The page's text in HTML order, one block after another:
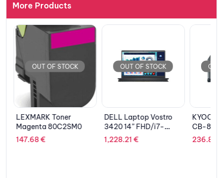
More Products
OUT OF STOCK
LEXMARK Toner
Magenta 80C2SM0
147.68€
OUT OF STOCK
DELL Laptop Vostro
3420 14” FHD/i7-
1165G7/16GB/512GB
SSD/INTEL IRIS
1,228.21 €
OUT
CB-811
236.84